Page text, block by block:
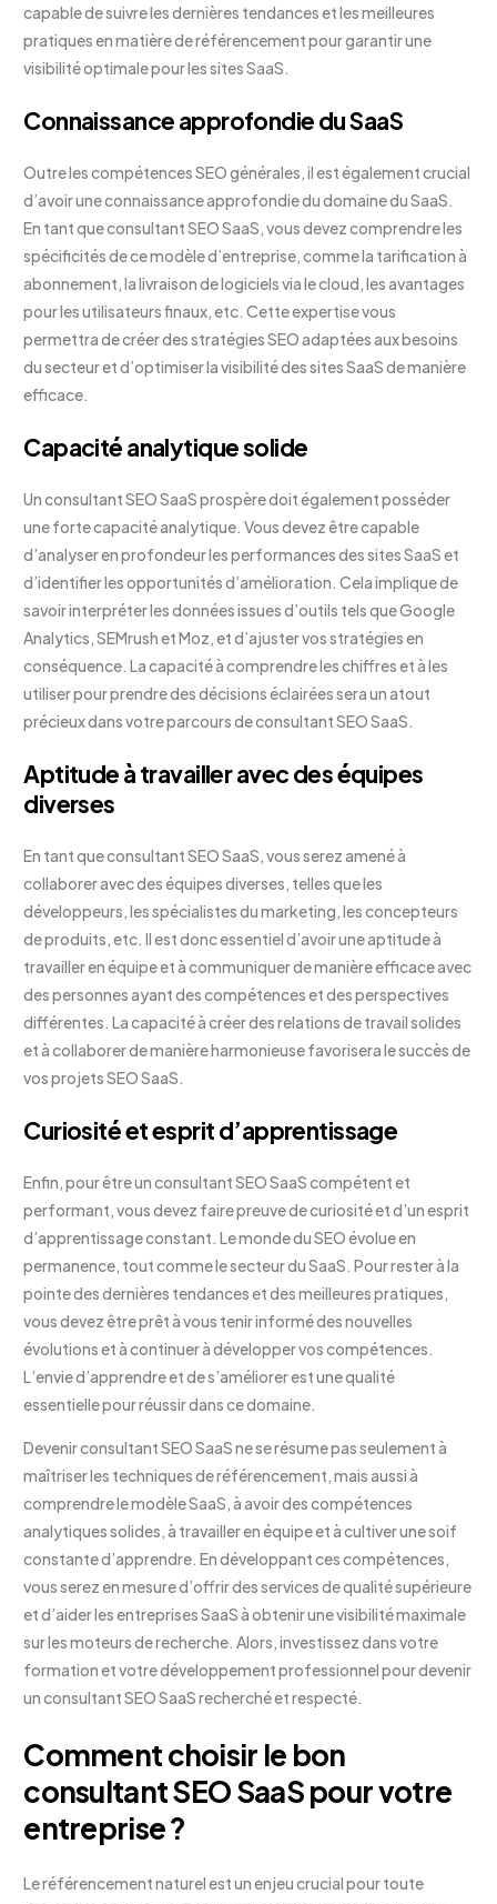
capable de suivre les dernières tendances et les meilleures
pratiques en matière de référencement pour garantir une
visibilité optimale pour les sites SaaS.
Connaissance approfondie du SaaS
Outre les compétences SEO générales, il est également crucial
d’avoir une connaissance approfondie du domaine du SaaS.
En tant que consultant SEO SaaS, vous devez comprendre les
spécificités de ce modèle d’entreprise, comme la tarification à
abonnement, la livraison de logiciels via le cloud, les avantages
pour les utilisateurs finaux, etc. Cette expertise vous
permettra de créer des stratégies SEO adaptées aux besoins
du secteur et d’optimiser la visibilité des sites SaaS de manière
efficace.
Capacité analytique solide
Un consultant SEO SaaS prospère doit également posséder
une forte capacité analytique. Vous devez être capable
d’analyser en profondeur les performances des sites SaaS et
d’identifier les opportunités d’amélioration. Cela implique de
savoir interpréter les données issues d’outils tels que Google
Analytics, SEMrush et Moz, et d’ajuster vos stratégies en
conséquence. La capacité à comprendre les chiffres et à les
utiliser pour prendre des décisions éclairées sera un atout
précieux dans votre parcours de consultant SEO SaaS.
Aptitude à travailler avec des équipes
diverses
En tant que consultant SEO SaaS, vous serez amené à
collaborer avec des équipes diverses, telles que les
développeurs, les spécialistes du marketing, les concepteurs
de produits, etc. Il est donc essentiel d’avoir une aptitude à
travailler en équipe et à communiquer de manière efficace avec
des personnes ayant des compétences et des perspectives
différentes. La capacité à créer des relations de travail solides
et à collaborer de manière harmonieuse favorisera le succès de
vos projets SEO SaaS.
Curiosité et esprit d’apprentissage
Enfin, pour être un consultant SEO SaaS compétent et
performant, vous devez faire preuve de curiosité et d’un esprit
d’apprentissage constant. Le monde du SEO évolue en
permanence, tout comme le secteur du SaaS. Pour rester à la
pointe des dernières tendances et des meilleures pratiques,
vous devez être prêt à vous tenir informé des nouvelles
évolutions et à continuer à développer vos compétences.
L’envie d’apprendre et de s’améliorer est une qualité
essentielle pour réussir dans ce domaine.
Devenir consultant SEO SaaS ne se résume pas seulement à
maîtriser les techniques de référencement, mais aussi à
comprendre le modèle SaaS, à avoir des compétences
analytiques solides, à travailler en équipe et à cultiver une soif
constante d’apprendre. En développant ces compétences,
vous serez en mesure d’offrir des services de qualité supérieure
et d’aider les entreprises SaaS à obtenir une visibilité maximale
sur les moteurs de recherche. Alors, investissez dans votre
formation et votre développement professionnel pour devenir
un consultant SEO SaaS recherché et respecté.
Comment choisir le bon
consultant SEO SaaS pour votre
entreprise ?
Le référencement naturel est un enjeu crucial pour toute